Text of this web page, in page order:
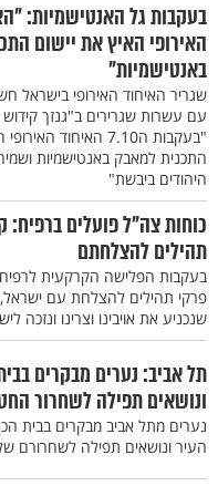
בעקבות גל האנטישמיות:
האירופי האיץ את יישום
באנטישמיות"
שגריר האיחוד האירופי בישראל
עם עשרות שגרירים ב"גנזך
"בעקבות ה7.10 האיחוד
התכנית למאבק באנטישמיות
היהודים ביבשת"
כוחות צה"ל פועלים ברפיח:
תהילים להצלחתם
בעקבות הפלישה הקרקעית
פרקי תהילים להצלחת עם
שנכניע את אויבינו וצרינו ונזכה
תל אביב: נערים מבקרים
ונושאים תפילה לשחרור
נערים מתל אביב מבקרים בבית
העיר ונושאים תפילה לשחרורם